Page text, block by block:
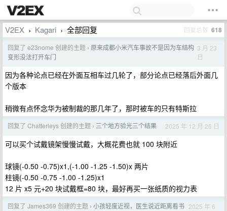
V2EX › Kagari › 全部回复 回复总数 618
回复了 e23nome 创建的主题 › 原来成都小米汽车事故不是因为车结构
变形没法打开车门
3 月 23
日
因为各种论点已经在外面互相车过几轮了，部分论点已经落后外面几
个版本
稍微有点怀念华为被制裁的那几年了，那时被车的只有特斯拉
回复了 Chatterleys 创建的主题 › 三个地方验光三个结果 2025 年 12 月 26 日
可以买个试戴镜架慢慢试戴，大概花费也就 100 块附近
球镜(-0.50 -0.75)x1,(-1.00 -1.25 -1.50)x 两片
柱镜(-0.50 -0.75 -1.00 -1.25)x1
12 片 x5 元+20 块试戴框=80 块，最好再买一张纸质的视力表
回复了 James369 创建的主题 › 小孩轻度近视，医生说近距离看书 2025 年 6